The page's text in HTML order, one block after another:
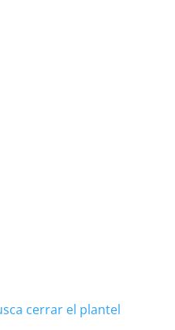
cerrar el plantel